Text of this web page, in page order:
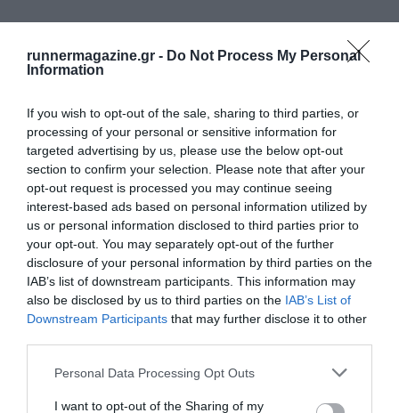
runnermagazine.gr - Do Not Process My Personal
Information
If you wish to opt-out of the sale, sharing to third parties, or
processing of your personal or sensitive information for
targeted advertising by us, please use the below opt-out
section to confirm your selection. Please note that after your
opt-out request is processed you may continue seeing
interest-based ads based on personal information utilized by
us or personal information disclosed to third parties prior to
your opt-out. You may separately opt-out of the further
disclosure of your personal information by third parties on the
IAB’s list of downstream participants. This information may
also be disclosed by us to third parties on the IAB’s List of
Downstream Participants that may further disclose it to other
Personal Data Processing Opt Outs
I want to opt-out of the Sharing of my